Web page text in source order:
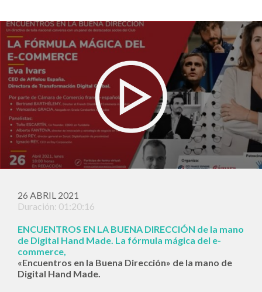
26 ABRIL 2021
Duración: 01:20:16
ENCUENTROS EN LA BUENA DIRECCIÓN de la mano
de Digital Hand Made. La fórmula mágica del e-
commerce,
«Encuentros en la Buena Dirección» de la mano de
Digital Hand Made.